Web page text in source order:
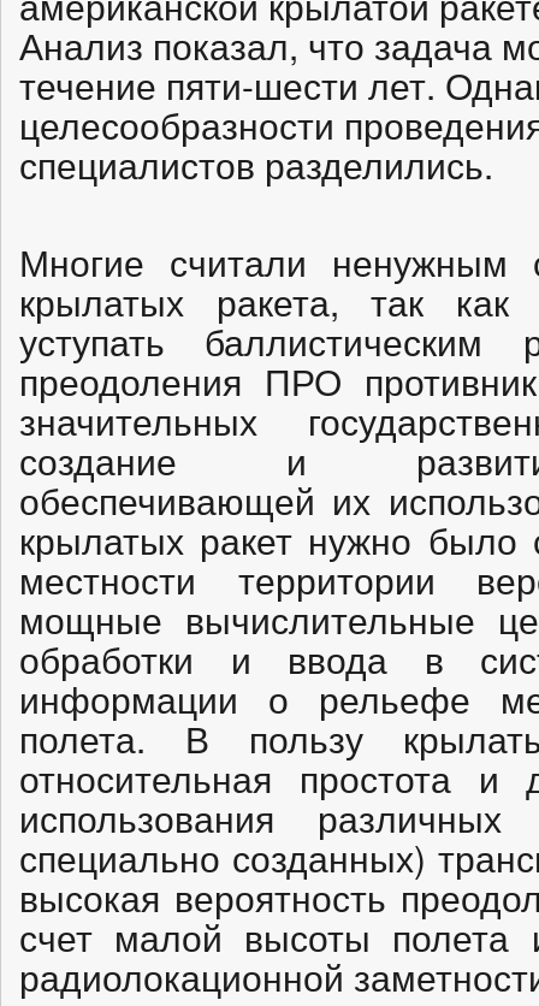
Анализ показал, что задача
течение пяти-шести лет.
целесообразности
специалистов разделились.
Многие считали ненужным
крылатых ракета, так как
уступать баллистическим
преодоления ПРО
значительных
создание и
обеспечивающей их
крылатых ракет нужно было
местности территории
мощные вычислительные
обработки и ввода в
информации о рельефе
полета. В пользу
относительная простота и
использования
специально созданных)
высокая вероятность
счет малой высоты полета
радиолокационной